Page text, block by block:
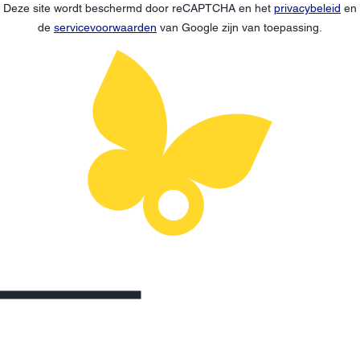
Deze site wordt beschermd door reCAPTCHA en het privacybeleid en
de servicevoorwaarden van Google zijn van toepassing.